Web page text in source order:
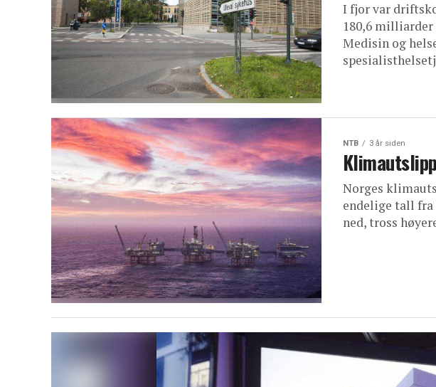
I fjor var
180,6
Medisin og
NTB 3 år siden
Norges
endelige tall
ned, tross